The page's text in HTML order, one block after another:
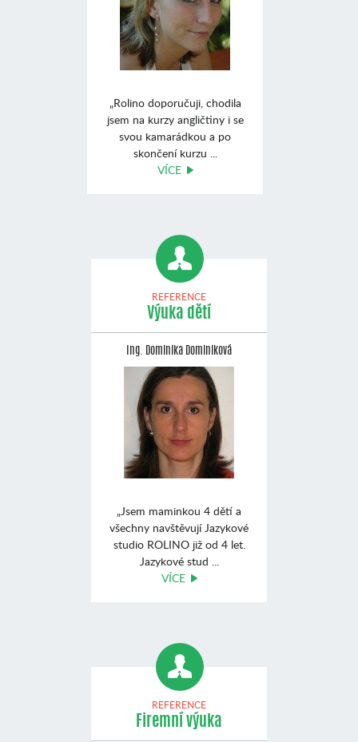
„Rolino doporučuji, chodila
jsem na kurzy angličtiny i se
svou kamarádkou a po
skončení kurzu ...
VÍCE
REFERENCE
Výuka dětí
Ing. Dominika Dominiková
„Jsem maminkou 4 dětí a
všechny navštěvují Jazykové
studio ROLINO již od 4 let.
Jazykové stud ...
VÍCE
REFERENCE
Firemní výuka